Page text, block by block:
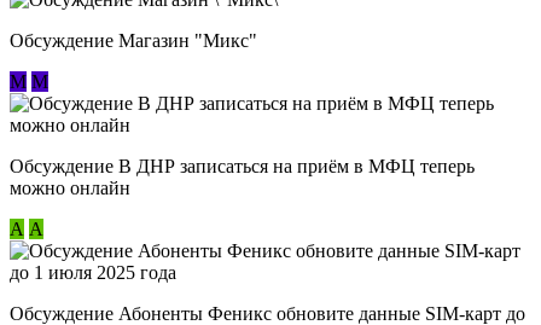
Обсуждение Магазин "Микс"
М М
Обсуждение В ДНР записаться на приём в МФЦ теперь
можно онлайн
А А
Обсуждение Абоненты Феникс обновите данные SIM-карт до